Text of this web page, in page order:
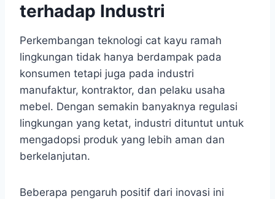
terhadap Industri
Perkembangan teknologi cat kayu ramah
lingkungan tidak hanya berdampak pada
konsumen tetapi juga pada industri
manufaktur, kontraktor, dan pelaku usaha
mebel. Dengan semakin banyaknya regulasi
lingkungan yang ketat, industri dituntut untuk
mengadopsi produk yang lebih aman dan
berkelanjutan.
Beberapa pengaruh positif dari inovasi ini